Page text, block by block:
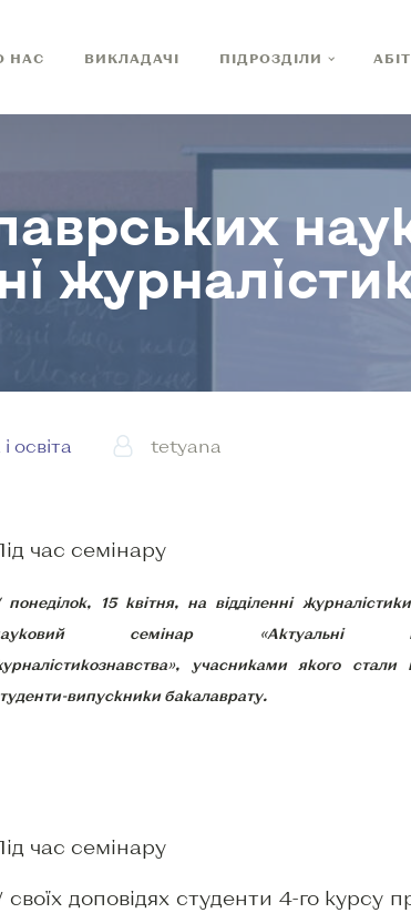
НАС ВИКЛАДАЧІ ПІДРОЗДІЛИ
освіта tetyana
час семінару
понеділок, 15 квітня, на відділенні
семінар «Актуальні
учасниками якого стали
випускники бакалаврату.
час семінару
своїх доповідях студенти 4-го курсу